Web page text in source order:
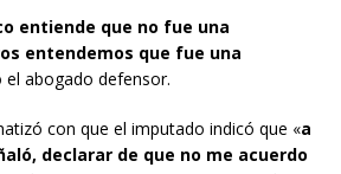
entiende que no fue una
entendemos que fue una
el abogado defensor.
con que el imputado indicó que «a
declarar de que no me acuerdo